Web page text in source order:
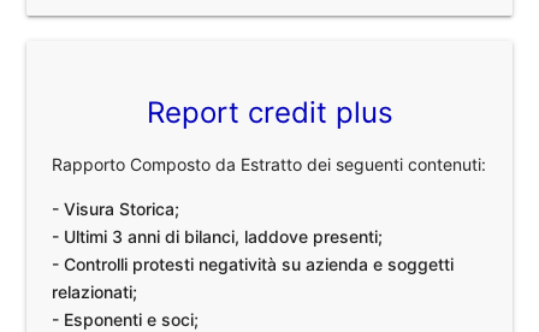
Report credit plus
Rapporto Composto da Estratto dei seguenti contenuti:
- Visura Storica;
- Ultimi 3 anni di bilanci, laddove presenti;
- Controlli protesti negatività su azienda e soggetti
relazionati;
- Esponenti e soci;